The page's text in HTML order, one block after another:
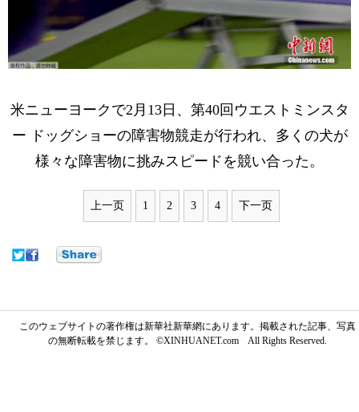
米ニューヨークで2月13日、第40回ウエストミンスタ
ー ドッグショーの障害物競走が行われ、多くの犬が
様々な障害物に挑みスピードを競い合った。
上一页 1 2 3 4 下一页
このウェブサイトの著作権は新華社新華網にあります。掲載された記事、写真
の無断転載を禁じます。 ©XINHUANET.com All Rights Reserved.